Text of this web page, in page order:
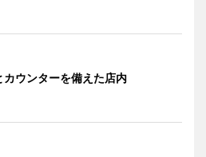
カウンターを備えた店内